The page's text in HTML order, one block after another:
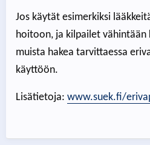
Jos käytät esimerkiksi
hoitoon, ja kilpailet vähintään
muista hakea tarvittaessa
käyttöön.
Lisätietoja: www.suek.fi/